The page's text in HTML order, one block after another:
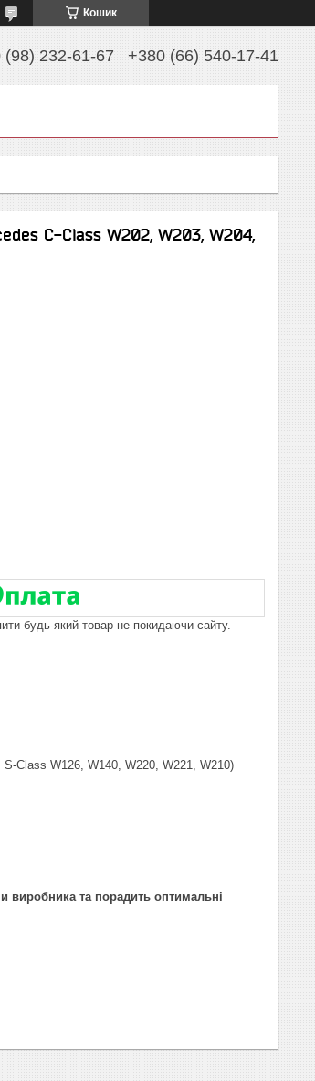
Кошик
(98) 232-61-67 +380 (66) 540-17-41
C-Class W202, W203, W204,
будь-який товар не покидаючи сайту.
Class W126, W140, W220, W221, W210)
виробника та порадить оптимальні